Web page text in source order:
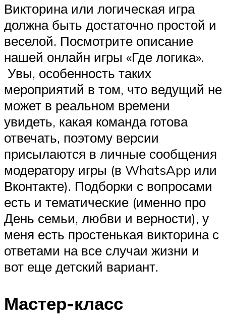
Викторина или логическая игра
должна быть достаточно простой и
веселой. Посмотрите описание
нашей онлайн игры «Где логика».
Увы, особенность таких
мероприятий в том, что ведущий не
может в реальном времени
увидеть, какая команда готова
отвечать, поэтому версии
присылаются в личные сообщения
модератору игры (в WhatsApp или
Вконтакте). Подборки с вопросами
есть и тематические (именно про
День семьи, любви и верности), у
меня есть простенькая викторина с
ответами на все случаи жизни и
вот еще детский вариант.
Мастер-класс